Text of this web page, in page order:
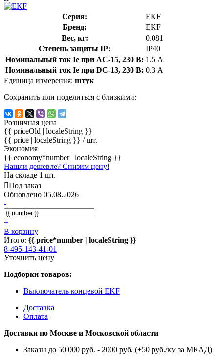
Серия:
EKF
Бренд:
EKF
Вес, кг:
0.081
Степень защиты IP:
IP40
Номинальный ток Ie при AC-15, 230 В: 1.5 А
Номинальный ток Ie при DC-13, 230 В: 0.3 А
Единица измерения: штук
Сохранить или поделиться с близкими:
Розничная цена
{{ priceOld | localeString }}
{{ price | localeString }} / шт.
Экономия
{{ economy*number | localeString }}
Нашли дешевле? Снизим цену!
На складе 1 шт.
Под заказ
Обновлено 05.08.2026
-
+
В корзину
Итого: {{ price*number | localeString }}
8-495-143-41-01
Уточнить цену
Подборки товаров:
Выключатель концевой EKF
Доставка
Оплата
Доставки по Москве и Московской области
Заказы до 50 000 руб. - 2000 руб. (+50 руб./км за МКАД)